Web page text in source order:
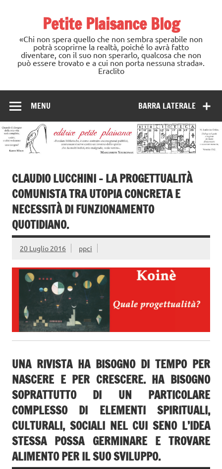
Petite Plaisance Blog
«Chi non spera quello che non sembra sperabile non
potrà scoprirne la realtà, poiché lo avrà fatto
diventare, con il suo non sperarlo, qualcosa che non
può essere trovato e a cui non porta nessuna strada».
Eraclito
BARRA LATERALE
MENU
CLAUDIO LUCCHINI – LA PROGETTUALITÀ
COMUNISTA TRA UTOPIA CONCRETA E
NECESSITÀ DI FUNZIONAMENTO
QUOTIDIANO.
20 Luglio 2016 ppci
UNA RIVISTA HA BISOGNO DI TEMPO PER
NASCERE E PER CRESCERE. HA BISOGNO
SOPRATTUTTO DI UN PARTICOLARE
COMPLESSO DI ELEMENTI SPIRITUALI,
CULTURALI, SOCIALI NEL CUI SENO L’IDEA
STESSA POSSA GERMINARE E TROVARE
ALIMENTO PER IL SUO SVILUPPO.